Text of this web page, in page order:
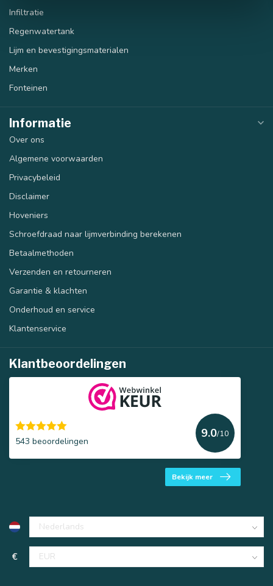
Infiltratie
Regenwatertank
Lijm en bevestigingsmaterialen
Merken
Fonteinen
Informatie
Over ons
Algemene voorwaarden
Privacybeleid
Disclaimer
Hoveniers
Schroefdraad naar lijmverbinding berekenen
Betaalmethoden
Verzenden en retourneren
Garantie & klachten
Onderhoud en service
Klantenservice
Klantbeoordelingen
543 beoordelingen
9.0/10
Bekijk meer
€